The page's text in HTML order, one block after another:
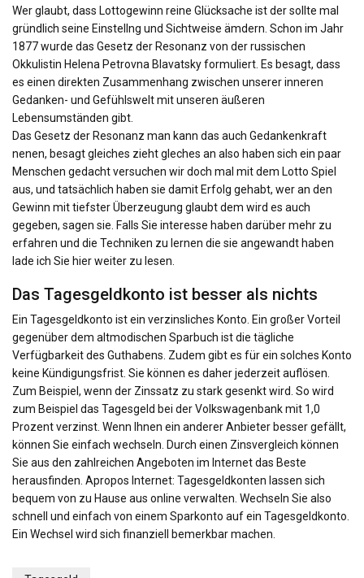
Wer glaubt, dass Lottogewinn reine Glücksache ist der sollte mal
gründlich seine Einstellng und Sichtweise ämdern. Schon im Jahr
1877 wurde das Gesetz der Resonanz von der russischen
Okkulistin Helena Petrovna Blavatsky formuliert. Es besagt, dass
es einen direkten Zusammenhang zwischen unserer inneren
Gedanken- und Gefühlswelt mit unseren äußeren
Lebensumständen gibt.
Das Gesetz der Resonanz man kann das auch Gedankenkraft
nenen, besagt gleiches zieht gleches an also haben sich ein paar
Menschen gedacht versuchen wir doch mal mit dem Lotto Spiel
aus, und tatsächlich haben sie damit Erfolg gehabt, wer an den
Gewinn mit tiefster Überzeugung glaubt dem wird es auch
gegeben, sagen sie. Falls Sie interesse haben darüber mehr zu
erfahren und die Techniken zu lernen die sie angewandt haben
lade ich Sie hier weiter zu lesen.
Das Tagesgeldkonto ist besser als nichts
Ein Tagesgeldkonto ist ein verzinsliches Konto. Ein großer Vorteil
gegenüber dem altmodischen Sparbuch ist die tägliche
Verfügbarkeit des Guthabens. Zudem gibt es für ein solches Konto
keine Kündigungsfrist. Sie können es daher jederzeit auflösen.
Zum Beispiel, wenn der Zinssatz zu stark gesenkt wird. So wird
zum Beispiel das Tagesgeld bei der Volkswagenbank mit 1,0
Prozent verzinst. Wenn Ihnen ein anderer Anbieter besser gefällt,
können Sie einfach wechseln. Durch einen Zinsvergleich können
Sie aus den zahlreichen Angeboten im Internet das Beste
herausfinden. Apropos Internet: Tagesgeldkonten lassen sich
bequem von zu Hause aus online verwalten. Wechseln Sie also
schnell und einfach von einem Sparkonto auf ein Tagesgeldkonto.
Ein Wechsel wird sich finanziell bemerkbar machen.